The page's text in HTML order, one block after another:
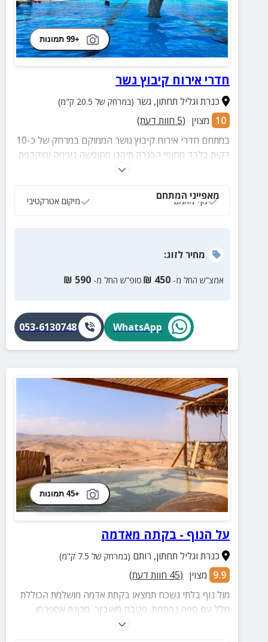
+99 תמונות
חדרי אירוח קיבוץ גשר
כנרת וגליל תחתון, גשר (במרחק של 20.5 ק"מ)
10 מצוין (
5 חוות דעת)
במתחם חדרי אירוח קיבוץ גושר הממוקם במרחק של כ-10
דקות בלבד מחופי הכנרת תיהנו מחופשה נעימה ומוקדפת
המתאימה לנופש זוגי רומנטי או בילוי משפחתי.
מאפייני המתחם
נוף מהמם מיקום אטרקטיבי
מחירלזוג:
אמצ”ש החל מ- 450
₪ סופ”ש החל מ- 590
₪
WhatsApp
053-6130748
+45 תמונות
על הנוף - בקתה מאדמה
כנרת וגליל תחתון, רותם (במרחק של 7.5 ק"מ)
9.9 מצוין (
45 חוות דעת)
מול נוף בלתי נשכח תמצאו בקתת אדמה מושלמת הכוללת
חלל עם ספה נפתחת, מטבח מאובזר, מכונת אספרסו
וקומת גלריה. לבקתה מתחם חוץ עם בריכת שכשוך טבעית